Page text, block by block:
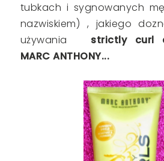
tubkach i sygnowanych
nazwiskiem) , jakiego
używania strictly curl
MARC ANTHONY...